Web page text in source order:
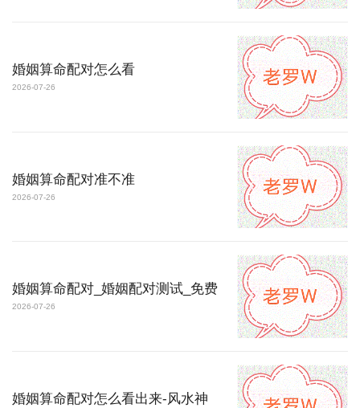
婚姻算命配对怎么看
2026-07-26
婚姻算命配对准不准
2026-07-26
婚姻算命配对_婚姻配对测试_免费
2026-07-26
婚姻算命配对怎么看出来-风水神